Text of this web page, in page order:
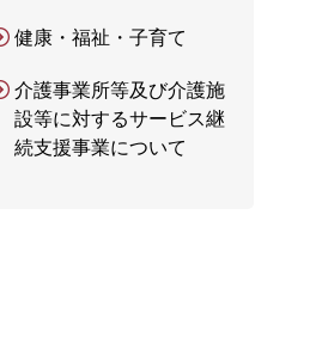
健康・福祉・子育て
介護事業所等及び介護施
設等に対するサービス継
続支援事業について